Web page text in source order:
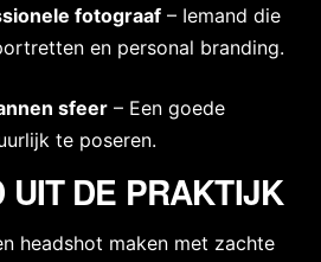
fotograaf – Iemand die
en personal branding.
sfeer – Een goede
te poseren.
UIT DE PRAKTIJK
headshot maken met zachte